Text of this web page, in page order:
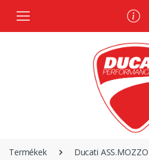
Termékek Ducati